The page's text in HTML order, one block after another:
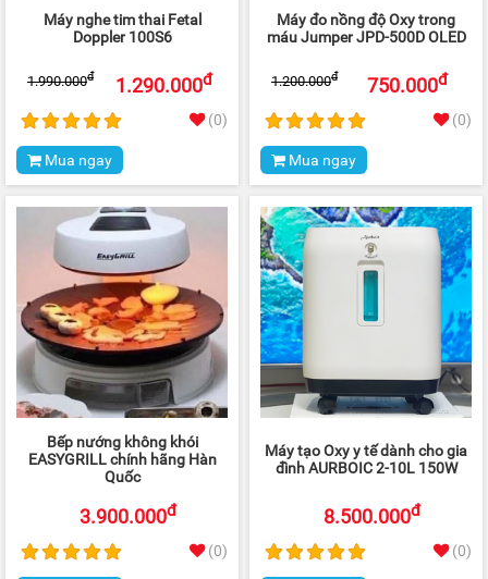
Máy nghe tim thai Fetal
Doppler 100S6
1.290.000đ
1.990.000đ
(0)
Mua ngay
Máy đo nồng độ Oxy trong
máu Jumper JPD-500D OLED
750.000đ
1.200.000đ
(0)
Mua ngay
Bếp nướng không khói
EASYGRILL chính hãng Hàn
Quốc
3.900.000đ
(0)
Máy tạo Oxy y tế dành cho gia
đình AURBOIC 2-10L 150W
8.500.000đ
(0)